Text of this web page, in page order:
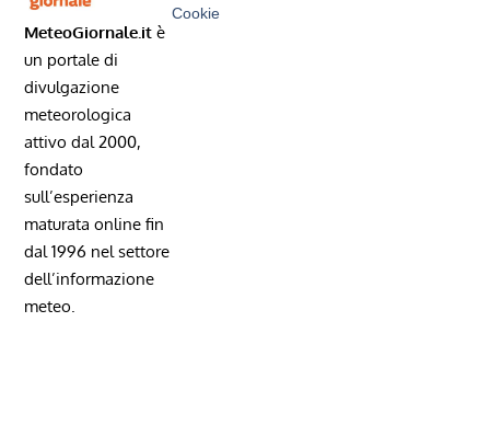
MeteoGiornale.it è
un portale di
divulgazione
meteorologica
attivo dal 2000,
fondato
sull’esperienza
maturata online fin
dal 1996 nel settore
dell’informazione
meteo.
Cookie